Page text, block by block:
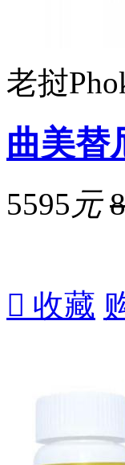
老挝
曲美替
5595 元
 收藏